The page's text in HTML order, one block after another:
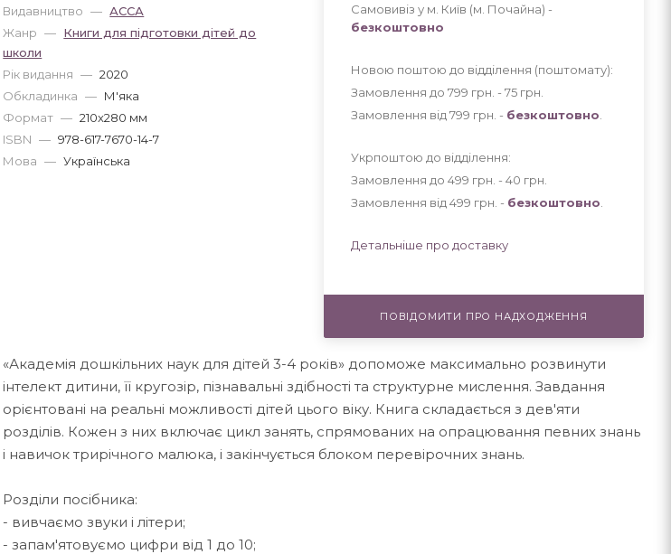
Видавництво — АССА
Жанр — Книги для підготовки дітей до
школи
Рік видання — 2020
Обкладинка — М'яка
Формат — 210x280 мм
ISBN — 978-617-7670-14-7
Мова — Українська
Самовивіз у м. Київ (м. Почайна) -
безкоштовно
Новою поштою до відділення (поштомату):
Замовлення до 799 грн. - 75 грн
Замовлення від 799 грн. - безкоштовно
Укрпоштою до відділення:
Замовлення до 499 грн. - 40 грн
Замовлення від 499 грн. - безкоштовно
Детальніше про доставку
ПОВІДОМИТИ ПРО НАДХОДЖЕННЯ
«Академія дошкільних наук для дітей 3-4 років» допоможе максимально розвинути
інтелект дитини, її кругозір, пізнавальні здібності та структурне мислення. Завдання
орієнтовані на реальні можливості дітей цього віку. Книга складається з дев'яти
розділів. Кожен з них включає цикл занять, спрямованих на опрацювання певних знань
і навичок трирічного малюка, і закінчується блоком перевірочних знань.
Розділи посібника:
- вивчаємо звуки і літери;
- запам'ятовуємо цифри від 1 до 10;